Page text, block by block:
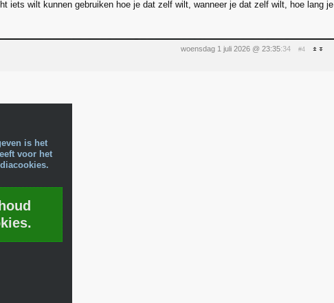
iets wilt kunnen gebruiken hoe je dat zelf wilt, wanneer je dat zelf wilt, hoe lang je
woensdag 1 juli 2026 @ 23:35:34 #4
is het
voor het